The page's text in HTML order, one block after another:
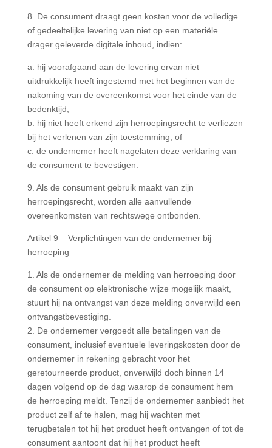
8. De consument draagt geen kosten voor de volledige
of gedeeltelijke levering van niet op een materiële
drager geleverde digitale inhoud, indien:
a. hij voorafgaand aan de levering ervan niet
uitdrukkelijk heeft ingestemd met het beginnen van de
nakoming van de overeenkomst voor het einde van de
bedenktijd;
b. hij niet heeft erkend zijn herroepingsrecht te verliezen
bij het verlenen van zijn toestemming; of
c. de ondernemer heeft nagelaten deze verklaring van
de consument te bevestigen.
9. Als de consument gebruik maakt van zijn
herroepingsrecht, worden alle aanvullende
overeenkomsten van rechtswege ontbonden.
Artikel 9 – Verplichtingen van de ondernemer bij
herroeping
1. Als de ondernemer de melding van herroeping door
de consument op elektronische wijze mogelijk maakt,
stuurt hij na ontvangst van deze melding onverwijld een
ontvangstbevestiging.
2. De ondernemer vergoedt alle betalingen van de
consument, inclusief eventuele leveringskosten door de
ondernemer in rekening gebracht voor het
geretourneerde product, onverwijld doch binnen 14
dagen volgend op de dag waarop de consument hem
de herroeping meldt. Tenzij de ondernemer aanbiedt het
product zelf af te halen, mag hij wachten met
terugbetalen tot hij het product heeft ontvangen of tot de
consument aantoont dat hij het product heeft